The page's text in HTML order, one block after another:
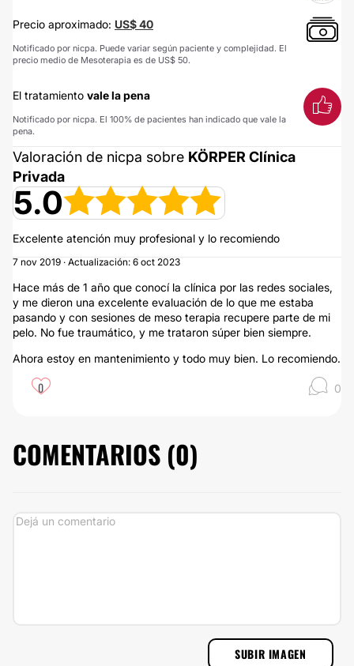
Precio aproximado: US$ 40
Notificado por nicpa. Puede variar según paciente y complejidad. El
precio medio de Mesoterapia es de US$ 50.
El tratamiento vale la pena
Notificado por nicpa. El 100% de pacientes han indicado que vale la
pena.
Valoración de nicpa sobre KÖRPER Clínica
Privada
5.0
Excelente atención muy profesional y lo recomiendo
7 nov 2019 · Actualización: 6 oct 2023
Hace más de 1 año que conocí la clínica por las redes sociales,
y me dieron una excelente evaluación de lo que me estaba
pasando y con sesiones de meso terapia recupere parte de mi
pelo. No fue traumático, y me trataron súper bien siempre.
Ahora estoy en mantenimiento y todo muy bien. Lo recomiendo.
0 0
COMENTARIOS (0)
SUBIR IMAGEN